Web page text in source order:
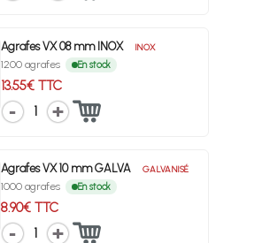
Agrafes VX 08 mm INOX INOX
1200 agrafes En stock
13.55€ TTC
1
Agrafes VX 10 mm GALVA GALVANISÉ
1000 agrafes En stock
8.90€ TTC
1